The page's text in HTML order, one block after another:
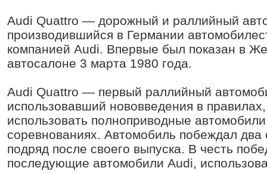
Audi Quattro — дорожный и раллийный
производившийся в Германии
компанией Audi. Впервые был показан в
автосалоне 3 марта 1980 года.
Audi Quattro — первый раллийный
использовавший нововведения в
использовать полноприводные
соревнованиях. Автомобиль побеждал два
подряд после своего выпуска. В честь
последующие автомобили Audi,